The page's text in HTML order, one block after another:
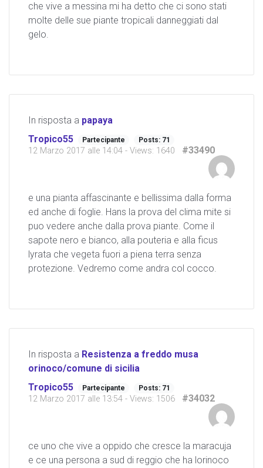
che vive a messina mi ha detto che ci sono stati
molte delle sue piante tropicali danneggiati dal
gelo.
In risposta a papaya
Tropico55
Partecipante Posts: 71
12 Marzo 2017 alle 14:04 - Views: 1640 #33490
e una pianta affascinante e bellissima dalla forma
ed anche di foglie. Hans la prova del clima mite si
puo vedere anche dalla prova piante. Come il
sapote nero e bianco, alla pouteria e alla ficus
lyrata che vegeta fuori a piena terra senza
protezione. Vedremo come andra col cocco.
In risposta a Resistenza a freddo musa
orinoco/comune di sicilia
Tropico55
Partecipante Posts: 71
12 Marzo 2017 alle 13:54 - Views: 1506 #34032
ce uno che vive a oppido che cresce la maracuja
e ce una persona a sud di reggio che ha lorinoco